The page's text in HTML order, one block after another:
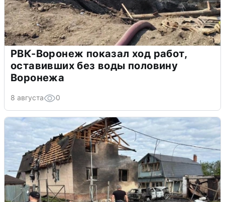
РВК-Воронеж показал ход работ,
оставивших без воды половину
Воронежа
8 августа 0